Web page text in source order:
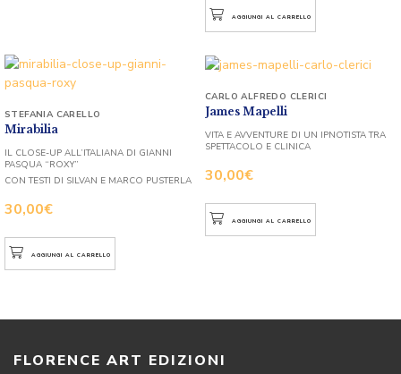
AGGIUNGI AL CARRELLO
Mirabilia
30,00€
STEFANIA CARELLO
IL CLOSE-UP ALL’ITALIANA DI GIANNI
PASQUA “ROXY”
CON TESTI DI SILVAN E MARCO PUSTERLA
AGGIUNGI AL CARRELLO
James Mapelli
30,00€
CARLO ALFREDO CLERICI
VITA E AVVENTURE DI UN IPNOTISTA TRA
SPETTACOLO E CLINICA
AGGIUNGI AL CARRELLO
FLORENCE ART EDIZIONI